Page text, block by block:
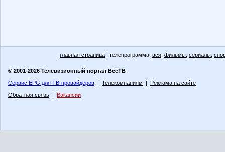
главная страница | телепрограмма: вся фильмы сериалы
© 2001-2026 Телевизионный портал ВсёТВ
Сервис EPG для ТВ-провайдеров | Телекомпаниям | Реклама на сайте
Обратная связь | Вакансии